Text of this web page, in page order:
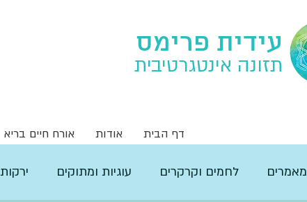
עידית פרימס
תזונה אינטגרטיבית
דף הבית אודות אורח חיים בריא
מאמרים לחמים וקרקרים עוגיות ומתוקים ירקות